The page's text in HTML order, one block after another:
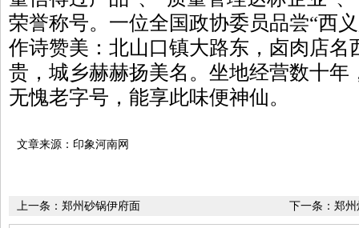
荣誉称号。一位全国政协委员品尝“西
作诗赞美：北山口镇大路东，卤肉店名
贵，城乡赫赫扬美名。坐地经营数十年
无愧老字号，能享此味便神仙。
文章来源：印象河南网
下一条： 郑州
上一条： 郑州砂锅伊府面